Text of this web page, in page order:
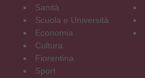
Sanità
Scuola e Università
Economia
Cultura
Fiorentina
Sport